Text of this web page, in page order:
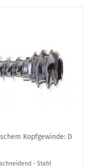
Kopfgewinde: D
- Stahl